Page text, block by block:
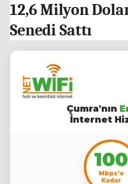
12,6 Milyon
Senedi Sattı
Çumra'nın
İnternet
100
Mbps'e
Kadar